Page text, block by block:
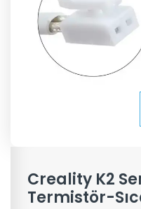
Creality K2
Termistör-